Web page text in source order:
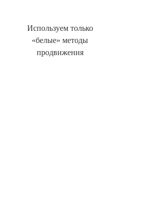
Используем только
«белые» методы
продвижения